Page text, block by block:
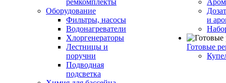
ремкомплекты
Оборудование
Фильтры, насосы
Водонагреватели
Хлоргенераторы
Лестницы и
поручни
Подводная
подсветка
и
Готовые